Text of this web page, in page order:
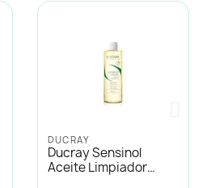
Líquido 500ml
25,86 €
5,17 € / 100 ml